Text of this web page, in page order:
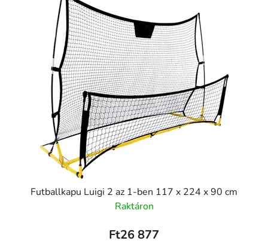
Futballkapu Luigi 2 az 1-ben 117 x 224 x 90 cm
Raktáron
Ft26 877